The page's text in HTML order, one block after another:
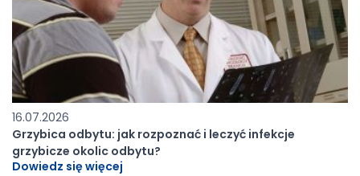
16.07.2026
Grzybica odbytu: jak rozpoznać i leczyć infekcje
grzybicze okolic odbytu?
Dowiedz się więcej